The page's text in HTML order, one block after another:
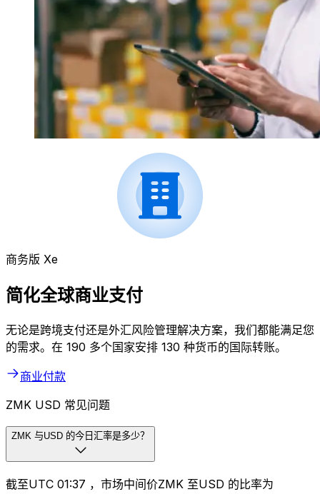
商务版 Xe
简化全球商业支付
无论是跨境支付还是外汇风险管理解决方案，我们都能满足您
的需求。在 190 多个国家安排 130 种货币的国际转账。
商业付款
ZMK USD 常见问题
ZMK 与USD 的今日汇率是多少？
截至UTC 01:37 ，市场中间价ZMK 至USD 的比率为